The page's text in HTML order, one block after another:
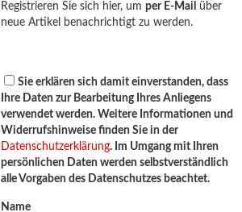
Registrieren Sie sich hier, umper E-Mail
über
neue Artikel benachrichtigt zu werden.
Sie erklären sich damit einverstanden, dass
Ihre Daten zur Bearbeitung Ihres Anliegens
verwendet werden. Weitere Informationen und
Widerrufshinweise finden Sie in der
Datenschutzerklärung. Im Umgang mit Ihren
persönlichen Daten werden selbstverständlich
alle Vorgaben des Datenschutzes beachtet.
Name